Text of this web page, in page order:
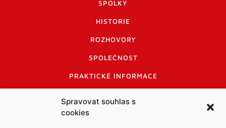
Spravovat souhlas s
cookies
SPOLKY
HISTORIE
ROZHOVORY
SPOLEČNOST
PRAKTICKÉ INFORMACE
INFORMACE A KODEX DISKUTUJÍCÍCH